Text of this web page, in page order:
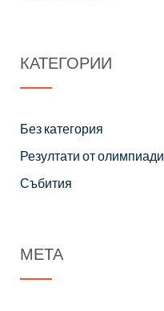
КАТЕГОРИИ
Без категория
Резултати от олимпиади
Събития
МЕТА